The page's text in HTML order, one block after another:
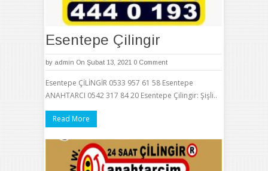
Esentepe Çilingir
by admin On Şubat 13, 2021 0 Comment
Esentepe ÇİLİNGİR 0533 957 61 58 Esentepe
ANAHTARCI 0542 317 84 20 Esentepe Çilingir: Şişli..
Read More